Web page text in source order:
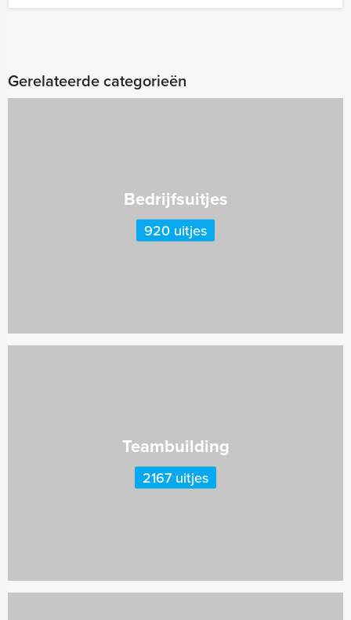
Gerelateerde categorieën
Bedrijfsuitjes
920 uitjes
Teambuilding
2167 uitjes